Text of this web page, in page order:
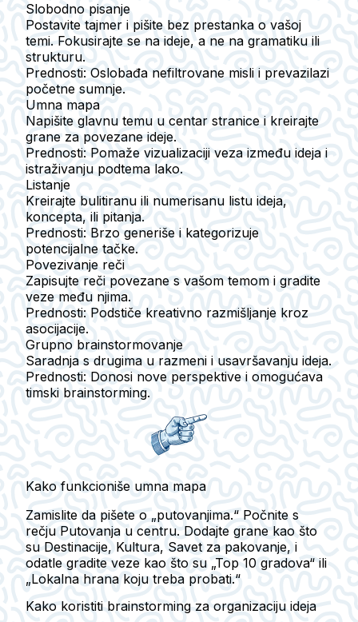
Slobodno pisanje
Postavite tajmer i pišite bez prestanka o vašoj
temi. Fokusirajte se na ideje, a ne na gramatiku ili
strukturu.
Prednosti: Oslobađa nefiltrovane misli i prevazilazi
početne sumnje.
Umna mapa
Napišite glavnu temu u centar stranice i kreirajte
grane za povezane ideje.
Prednosti: Pomaže vizualizaciji veza između ideja i
istraživanju podtema lako.
Listanje
Kreirajte bulitiranu ili numerisanu listu ideja,
koncepta, ili pitanja.
Prednosti: Brzo generiše i kategorizuje
potencijalne tačke.
Povezivanje reči
Zapisujte reči povezane s vašom temom i gradite
veze među njima.
Prednosti: Podstiče kreativno razmišljanje kroz
asocijacije.
Grupno brainstormovanje
Saradnja s drugima u razmeni i usavršavanju ideja.
Prednosti: Donosi nove perspektive i omogućava
timski brainstorming.
Kako funkcioniše umna mapa
Zamislite da pišete o „putovanjima.“ Počnite s
rečju Putovanja u centru. Dodajte grane kao što
su Destinacije, Kultura, Savet za pakovanje, i
odatle gradite veze kao što su „Top 10 gradova“ ili
„Lokalna hrana koju treba probati.“
Kako koristiti brainstorming za organizaciju ideja